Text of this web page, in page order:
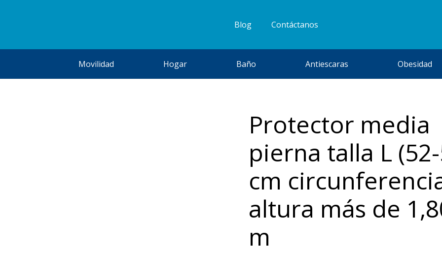
Blog Contáctanos
Movilidad Hogar Baño Antiescaras Obesidad
Protector media
pierna talla L
cm
altura más de
m